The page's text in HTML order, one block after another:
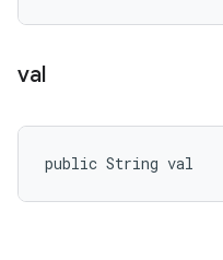
val
public String val